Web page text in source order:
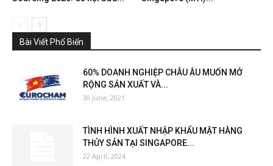
Bài Viết Phổ Biến
60% DOANH NGHIỆP CHÂU ÂU MUỐN MỞ
RỘNG SẢN XUẤT VÀ...
30 June, 2021
TÌNH HÌNH XUẤT NHẬP KHẨU MẶT HÀNG
THỦY SẢN TẠI SINGAPORE...
22 April, 2024